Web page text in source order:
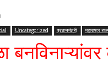
Uncategorized प्रधानमंत्री महाराष्ट्र